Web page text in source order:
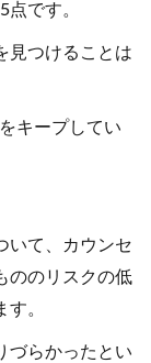
です。
見つけることは
キープしてい
いて、カウンセ
ののリスクの低
。
づらかったとい